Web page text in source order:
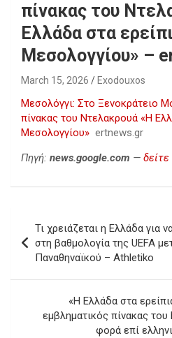
πίνακας του
Ελλάδα στα
Μεσολογγίου» –
March 15, 2026 Exodouxos
Μεσολόγγι: Στο Ξενοκράτειο
πίνακας του Ντελακρουά «Η
Μεσολογγίου» ertnews.gr
Πηγή: news.google.com —
navigation
Τι χρειάζεται η Ελλάδα για
στη βαθμολογία της UEFA
Παναθηναϊκού – Athletiko
«Η Ελλάδα στα
εμβληματικός πίνακας
φορά επί